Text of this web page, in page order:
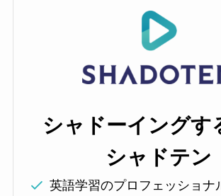
シャドーイングす
シャドテン
英語学習のプロフェッショナ